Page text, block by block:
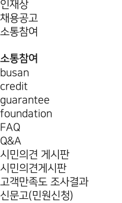
인재상
채용공고
소통참여
소통참여
busan
credit
guarantee
foundation
FAQ
Q&A
시민의견 게시판
시민의견게시판
고객만족도 조사결과
신문고(민원신청)